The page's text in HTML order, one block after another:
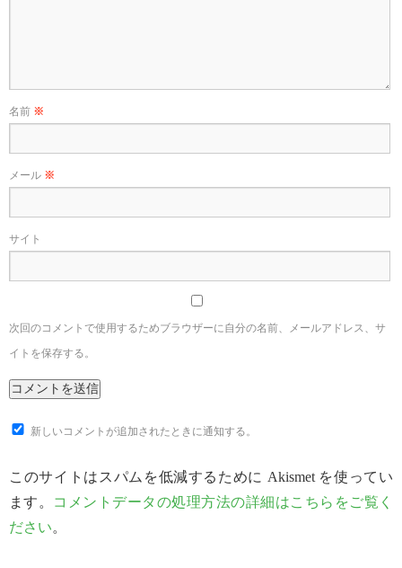
名前 ※
メール ※
サイト
次回のコメントで使用するためブラウザーに自分の名前、メールアドレス、サ
イトを保存する。
新しいコメントが追加されたときに通知する。
このサイトはスパムを低減するために Akismet を使ってい
ます。 コメントデータの処理方法の詳細はこちらをご覧く
ださい。